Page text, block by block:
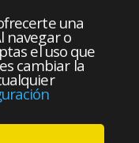
una
navegar o
el uso que
cambiar la